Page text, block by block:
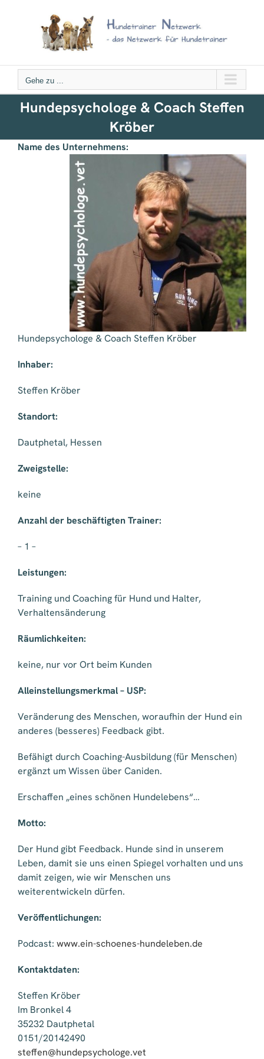
Gehe zu ...
Hundepsychologe & Coach Steffen
Kröber
Name des Unternehmens:
Hundepsychologe & Coach Steffen Kröber
Inhaber:
Steffen Kröber
Standort:
Dautphetal, Hessen
Zweigstelle:
keine
Anzahl der beschäftigten Trainer:
– 1 –
Leistungen:
Training und Coaching für Hund und Halter,
Verhaltensänderung
Räumlichkeiten:
keine, nur vor Ort beim Kunden
Alleinstellungsmerkmal – USP:
Veränderung des Menschen, woraufhin der Hund ein
anderes (besseres) Feedback gibt.
Befähigt durch Coaching-Ausbildung (für Menschen)
ergänzt um Wissen über Caniden.
Erschaffen „eines schönen Hundelebens“…
Motto:
Der Hund gibt Feedback. Hunde sind in unserem
Leben, damit sie uns einen Spiegel vorhalten und uns
damit zeigen, wie wir Menschen uns
weiterentwickeln dürfen.
Veröffentlichungen:
Podcast: www.ein-schoenes-hundeleben.de
Kontaktdaten:
Steffen Kröber
Im Bronkel 4
35232 Dautphetal
0151/20142490
steffen@hundepsychologe.vet